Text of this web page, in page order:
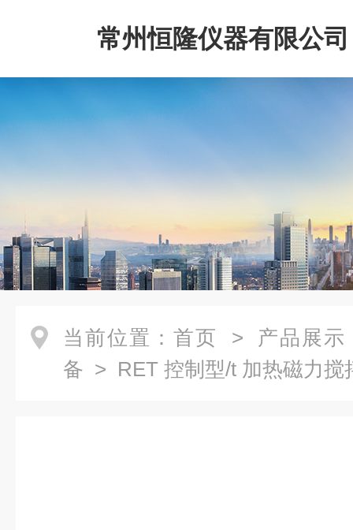
常州恒隆仪器有限公司
当前位置： 首页 > 产品展示
备 > RET 控制型/t 加热磁力搅